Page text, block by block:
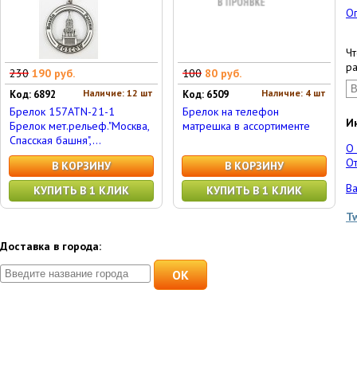
230 190 руб.
Наличие: 12 шт
Код: 6892
Брелок 157ATN-21-1
Брелок мет.рельеф."Москва,
Спасская башня",...
В КОРЗИНУ
КУПИТЬ В 1 КЛИК
100 80 руб.
Наличие: 4 шт
Код: 6509
Брелок на телефон
матрешка в ассортименте
В КОРЗИНУ
КУПИТЬ В 1 КЛИК
О
Доставка в города:
OK